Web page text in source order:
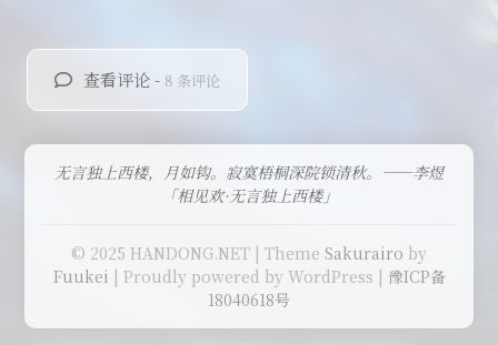
查看评论 - 8 条评论
无言独上西楼，月如钩。寂寞梧桐深院锁清秋。——李煜
「相见欢·无言独上西楼」
© 2025 HANDONG.NET | Theme Sakurairo by
Fuukei | Proudly powered by WordPress | 豫ICP备
18040618号